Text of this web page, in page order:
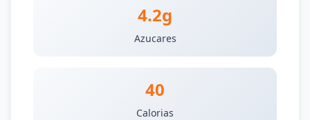
4.2g
Azucares
40
Calorias